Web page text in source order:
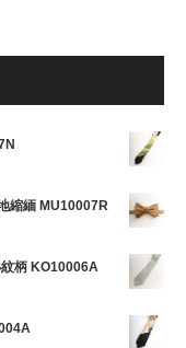
縮緬 MU10007R
柄 KO10006A